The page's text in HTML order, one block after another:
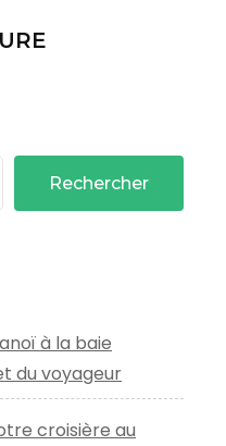
Rechercher
à la baie
du voyageur
croisière au